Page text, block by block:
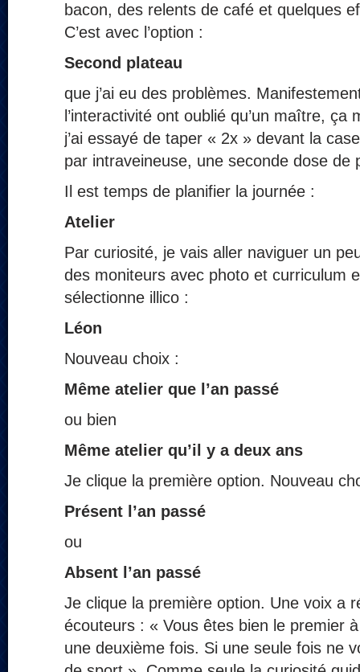
bacon, des relents de café et quelques
C’est avec l’option :
Second plateau
que j’ai eu des problèmes.
l’interactivité ont oublié qu’un maître,
j’ai essayé de taper « 2x » devant la
par intraveineuse, une seconde dose de
Il est temps de planifier la journée :
Atelier
Par curiosité, je vais aller naviguer un
des moniteurs avec photo et curriculum
sélectionne illico :
Léon
Nouveau choix :
Même atelier que l’an passé
ou bien
Même atelier qu’il y a deux ans
Je clique la première option. Nouveau
Présent l’an passé
ou
Absent l’an passé
Je clique la première option. Une voix a
écouteurs : « Vous êtes bien le premier
une deuxième fois. Si une seule fois ne